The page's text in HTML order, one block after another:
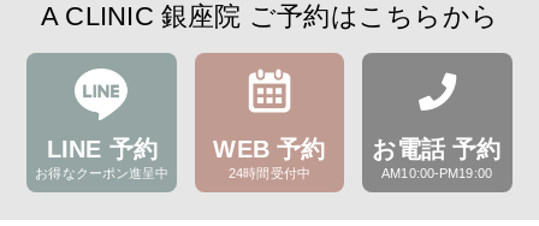
A CLINIC 銀座院 ご予約はこちらから
LINE 予約
お得なクーポン進呈中
WEB 予約
24時間受付中
お電話 予約
AM10:00-PM19:00